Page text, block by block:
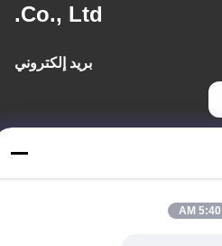
Co., Ltd.
بريد إلكتروني
5:40 AM